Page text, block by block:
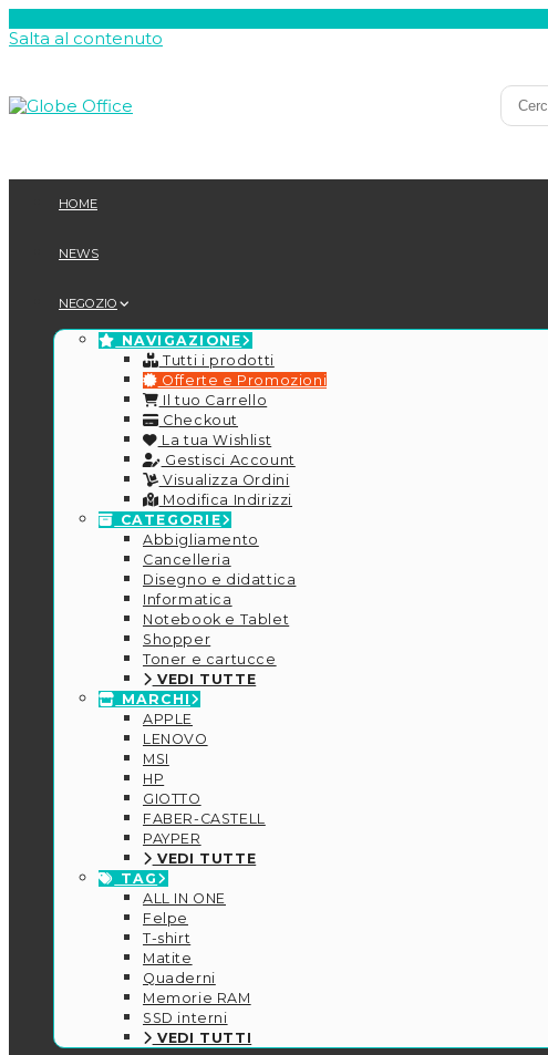
Salta al contenuto
HOME
NEWS
NEGOZIO
NAVIGAZIONE
Tutti i prodotti
Offerte e Promozioni
Il tuo Carrello
Checkout
La tua Wishlist
Gestisci Account
Visualizza Ordini
Modifica Indirizzi
CATEGORIE
Abbigliamento
Cancelleria
Disegno e didattica
Informatica
Notebook e Tablet
Shopper
Toner e cartucce
VEDI TUTTE
MARCHI
APPLE
LENOVO
MSI
HP
GIOTTO
FABER-CASTELL
PAYPER
VEDI TUTTE
TAG
ALL IN ONE
Felpe
T-shirt
Matite
Quaderni
Memorie RAM
SSD interni
VEDI TUTTI